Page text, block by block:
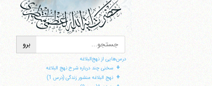
درس‌هایی از نهج‌البلاغه
+ سخنی چند درباره شرح نهج البلاغه
+ نهج البلاغه منشور زندگی (درس 1)